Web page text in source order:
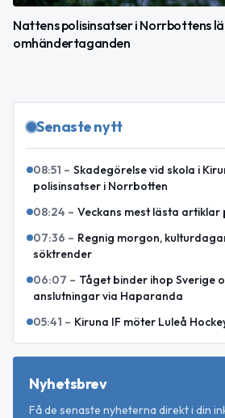
Nattens polisinsatser i Norrbottens
omhändertaganden
Senaste nytt
08:51 – Skadegörelse vid skola i
polisinsatser i Norrbotten
08:24 – Veckans mest lästa artiklar
07:36 – Regnig morgon,
söktrender
06:07 – Tåget binder ihop Sverige
anslutningar via Haparanda
05:41 – Kiruna IF möter Luleå
Nyhetsbrev
Få de senaste nyheterna direkt i din